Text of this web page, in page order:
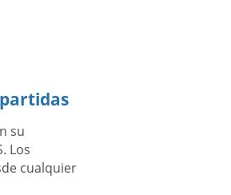
su
Los
cualquier